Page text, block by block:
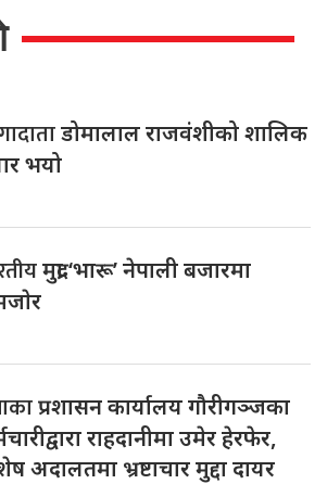
डोमालाल राजवंशीको शालिक
भयो
मुद्रा ‘भारू’ नेपाली बजारमा
प्रशासन कार्यालय गौरीगञ्जका
राहदानीमा उमेर हेरफेर,
अदालतमा भ्रष्टाचार मुद्दा दायर